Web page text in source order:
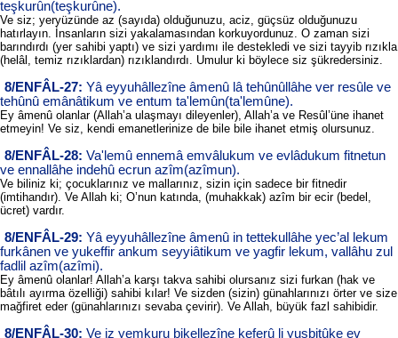
teşkurûn(teşkurûne).
Ve siz; yeryüzünde az (sayıda) olduğunuzu, aciz, güçsüz olduğunuzu
hatırlayın. İnsanların sizi yakalamasından korkuyordunuz. O zaman sizi
barındırdı (yer sahibi yaptı) ve sizi yardımı ile destekledi ve sizi tayyib rızıkla
(helâl, temiz rızıklardan) rızıklandırdı. Umulur ki böylece siz şükredersiniz.
8/ENFÂL-27: Yâ eyyuhâllezîne âmenû lâ tehûnûllâhe ver resûle ve
tehûnû emânâtikum ve entum ta'lemûn(ta'lemûne).
Ey âmenû olanlar (Allah’a ulaşmayı dileyenler), Allah’a ve Resûl’üne ihanet
etmeyin! Ve siz, kendi emanetlerinize de bile bile ihanet etmiş olursunuz.
8/ENFÂL-28: Va'lemû ennemâ emvâlukum ve evlâdukum fitnetun
ve ennallâhe indehû ecrun azîm(azîmun).
Ve biliniz ki; çocuklarınız ve mallarınız, sizin için sadece bir fitnedir
(imtihandır). Ve Allah ki; O’nun katında, (muhakkak) azîm bir ecir (bedel,
ücret) vardır.
8/ENFÂL-29: Yâ eyyuhâllezîne âmenû in tettekullâhe yec’al lekum
furkânen ve yukeffir ankum seyyiâtikum ve yagfir lekum, vallâhu zul
fadlil azîm(azîmi).
Ey âmenû olanlar! Allah’a karşı takva sahibi olursanız sizi furkan (hak ve
bâtılı ayırma özelliği) sahibi kılar! Ve sizden (sizin) günahlarınızı örter ve size
mağfiret eder (günahlarınızı sevaba çevirir). Ve Allah, büyük fazl sahibidir.
8/ENFÂL-30: Ve iz yemkuru bikellezîne keferû li yusbitûke ev